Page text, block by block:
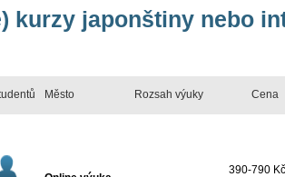
kurzy japonštiny nebo
Město Rozsah výuky Cena
390-790